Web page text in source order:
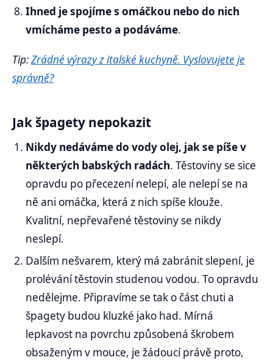
Ihned je spojíme s omáčkou nebo do nich
vmícháme pesto a podáváme.
Tip:Zrádné výrazy z italské kuchyně. Vyslovujete je
správně?
Jak špagety nepokazit
Nikdy nedáváme do vody olej, jak se píše v
některých babských radách. Těstoviny se sice
opravdu po přecezení nelepí, ale nelepí se na
ně ani omáčka, která z nich spíše klouže.
Kvalitní, nepřevařené těstoviny se nikdy
neslepí.
Dalším nešvarem, který má zabránit slepení, je
prolévání těstovin studenou vodou. To opravdu
nedělejme. Připravíme se tak o část chuti a
špagety budou kluzké jako had. Mírná
lepkavost na povrchu způsobená škrobem
obsaženým v mouce, je žádoucí právě proto,